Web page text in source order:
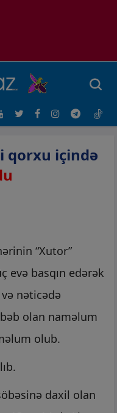
qorxu içində
“Xutor”
evə basqın edərək
nəticədə
olan naməlum
olub.
daxil olan